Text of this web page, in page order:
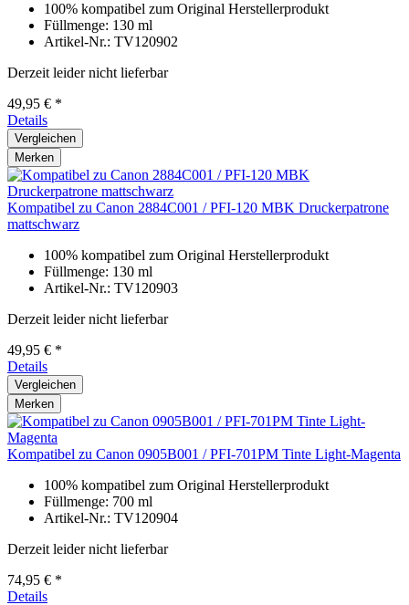
100% kompatibel zum Original Herstellerprodukt
Füllmenge: 130 ml
Artikel-Nr.: TV120902
Derzeit leider nicht lieferbar
49,95 € *
Details
Vergleichen
Merken
Kompatibel zu Canon 2884C001 / PFI-120 MBK Druckerpatrone
mattschwarz
100% kompatibel zum Original Herstellerprodukt
Füllmenge: 130 ml
Artikel-Nr.: TV120903
Derzeit leider nicht lieferbar
49,95 € *
Details
Vergleichen
Merken
Kompatibel zu Canon 0905B001 / PFI-701PM Tinte Light-Magenta
100% kompatibel zum Original Herstellerprodukt
Füllmenge: 700 ml
Artikel-Nr.: TV120904
Derzeit leider nicht lieferbar
74,95 € *
Details